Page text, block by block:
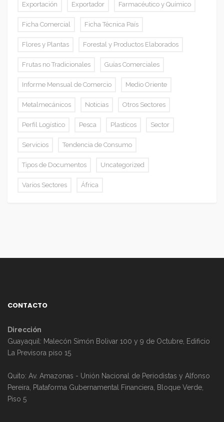
Exportación Exportador Farmacéutico y Químico
Ficha Comercial Ficha Técnica País
Flores y Plantas Forestal y Productos Elaborados
Frutas no Tradicionales Guías Comerciales
Informe Mensual de Comercio Medio Oriente
Metalmecánicos Noticias Otros Sectores
Perfil Logístico Pesca Plasticos Sector
Servicios Tendencia de Consumo
Tipos de Documentos Uncategorized
Varios Sectores África
CONTACTO
Dirección
Guayaquil: Malecón Simón Bolivar 100 y 9 de Octubre, Edificio
La Previsora piso 15
Quito: Av. Amazonas - Unión Nacional de Periodistas y Alfonso
Pereira, Plataforma Gubernamental Financiera, Bloque Verde,
Piso 5